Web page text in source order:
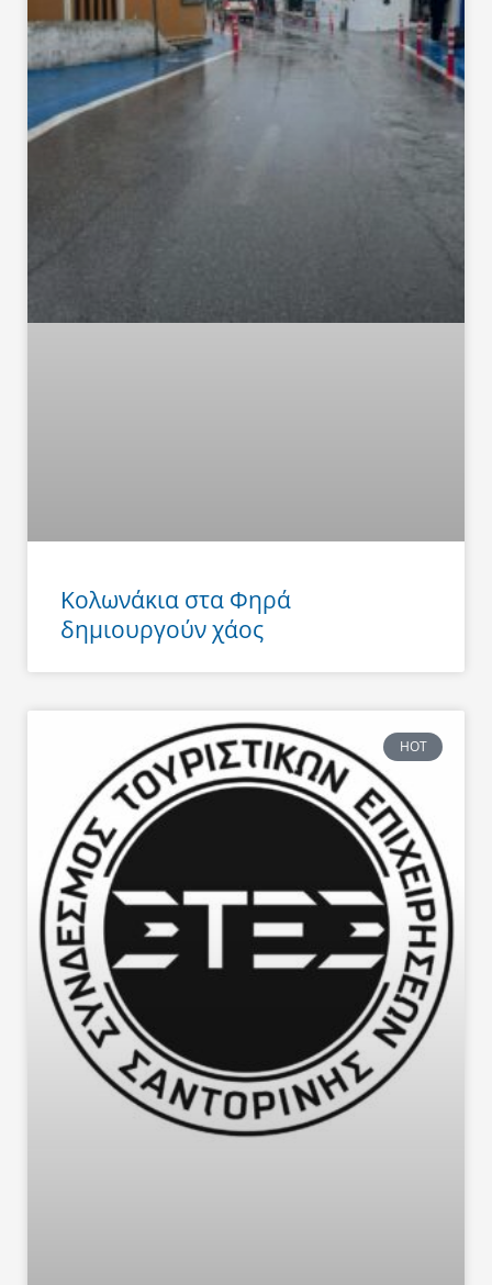
Κολωνάκια στα Φηρά
δημιουργούν χάος
HOT